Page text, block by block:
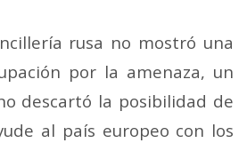
rusa no mostró una
por la amenaza, un
descartó la posibilidad de
al país europeo con los